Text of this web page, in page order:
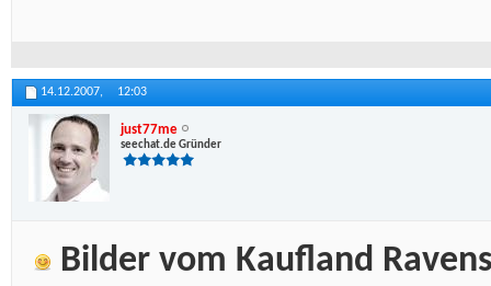
14.12.2007, 12:03
just77me
seechat.de Gründer
Bilder vom Kaufland